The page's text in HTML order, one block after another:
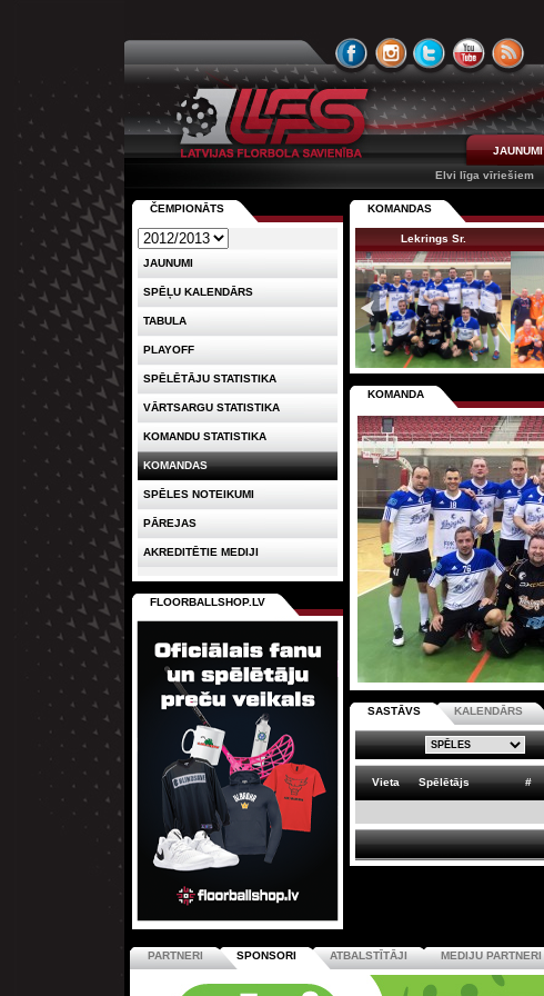
JAUNUMI
Elvi līga vīriešiem
KOMANDAS
Lekrings Sr.
KOMANDA
SASTĀVS KALENDĀRS
Vieta Spēlētājs #
ČEMPIONĀTS
JAUNUMI
SPĒĻU KALENDĀRS
TABULA
PLAYOFF
SPĒLĒTĀJU STATISTIKA
VĀRTSARGU STATISTIKA
KOMANDU STATISTIKA
KOMANDAS
SPĒLES NOTEIKUMI
PĀREJAS
AKREDITĒTIE MEDIJI
FLOORBALLSHOP.LV
PARTNERI SPONSORI ATBALSTĪTĀJI MEDIJU PARTNERI